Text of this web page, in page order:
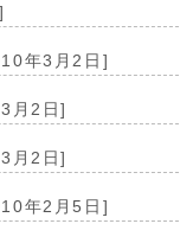
年3月2日]
月2日]
月2日]
年2月5日]